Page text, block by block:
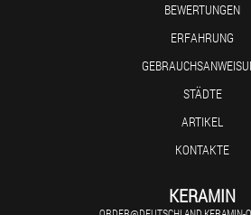
BEWERTUNGEN
ERFAHRUNG
STÄDTE
ARTIKEL
KONTAKTE
KERAMIN